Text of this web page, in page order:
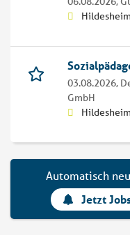
Hildesheim
03.08.2026,
GmbH
Hildesheim
Automatisch
Jetzt